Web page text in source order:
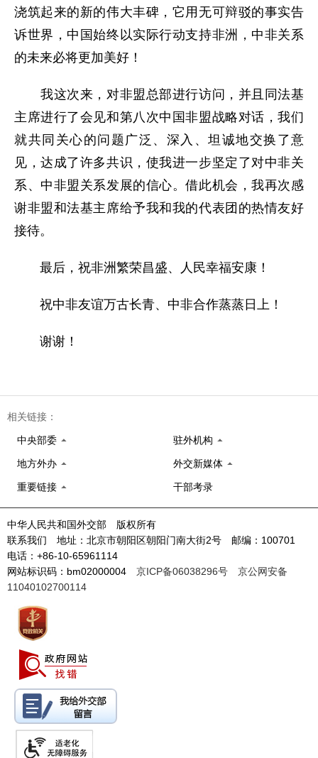
浇筑起来的新的伟大丰碑，它用无可辩驳的事实告
诉世界，中国始终以实际行动支持非洲，中非关系
的未来必将更加美好！
我这次来，对非盟总部进行访问，并且同法基
主席进行了会见和第八次中国非盟战略对话，我们
就共同关心的问题广泛、深入、坦诚地交换了意
见，达成了许多共识，使我进一步坚定了对中非关
系、中非盟关系发展的信心。借此机会，我再次感
谢非盟和法基主席给予我和我的代表团的热情友好
接待。
最后，祝非洲繁荣昌盛、人民幸福安康！
祝中非友谊万古长青、中非合作蒸蒸日上！
谢谢！
相关链接：
中央部委 驻外机构
地方外办 外交新媒体
重要链接 干部考录
中华人民共和国外交部 版权所有
联系我们 地址：北京市朝阳区朝阳门南大街2号 邮编：100701
电话：+86-10-65961114
网站标识码：bm02000004 京ICP备06038296号
京公网安备
11040102700114